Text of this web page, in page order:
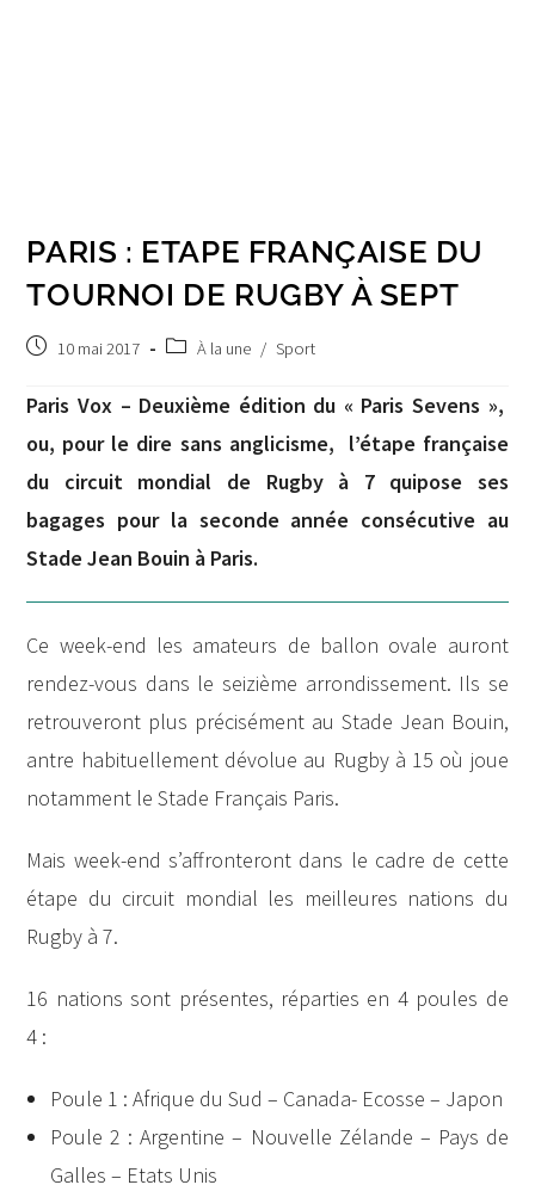
PARIS : ETAPE FRANÇAISE DU
TOURNOI DE RUGBY À SEPT
Post10 mai 2017
PostÀ la une / Sport
Paris Vox – Deuxième édition du « Paris Sevens »,
ou, pour le dire sans anglicisme, l’étape française
du circuit mondial de Rugby à 7 quipose ses
bagages pour la seconde année consécutive au
Stade Jean Bouin à Paris.
Ce week-end les amateurs de ballon ovale auront
rendez-vous dans le seizième arrondissement. Ils se
retrouveront plus précisément au Stade Jean Bouin,
antre habituellement dévolue au Rugby à 15 où joue
notamment le Stade Français Paris.
Mais week-end s’affronteront dans le cadre de cette
étape du circuit mondial les meilleures nations du
Rugby à 7.
16 nations sont présentes, réparties en 4 poules de
4 :
Poule 1 : Afrique du Sud – Canada- Ecosse – Japon
Poule 2 : Argentine – Nouvelle Zélande – Pays de
Galles – Etats Unis